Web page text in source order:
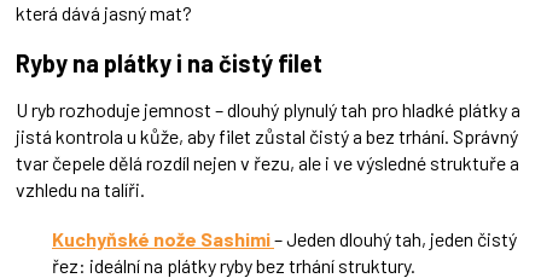
která dává jasný mat?
Ryby na plátky i na čistý filet
U ryb rozhoduje jemnost – dlouhý plynulý tah pro hladké plátky a
jistá kontrola u kůže, aby filet zůstal čistý a bez trhání. Správný
tvar čepele dělá rozdíl nejen v řezu, ale i ve výsledné struktuře a
vzhledu na talíři.
Kuchyňské nože Sashimi– Jeden dlouhý tah, jeden čistý
řez: ideální na plátky ryby bez trhání struktury.